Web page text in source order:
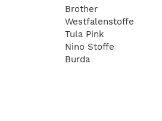
Brother
Westfalenstoffe
Tula Pink
Nino Stoffe
Burda